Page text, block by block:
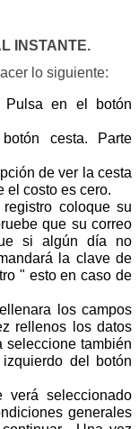
INSTANTE.
lo siguiente:
Pulsa en el botón
cesta. Parte
de ver la cesta
el costo es cero.
coloque su
que su correo
si algún día no
la clave de
" esto en caso de
los campos
rellenos los datos
seleccione también
del botón
seleccionado
generales